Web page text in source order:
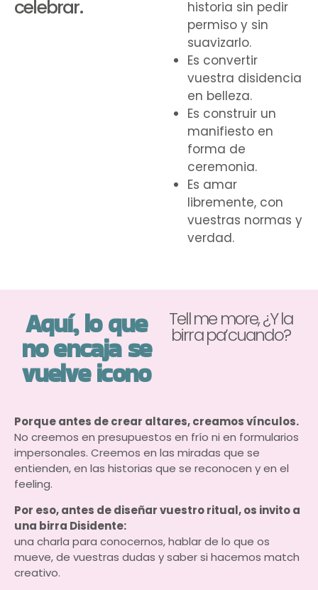
celebrar.
historia sin pedir
permiso y sin
suavizarlo.
Es convertir
vuestra disidencia
en belleza.
Es construir un
manifiesto en
forma de
ceremonia.
Es amar
libremente, con
vuestras normas y
verdad.
Aquí, lo que
no encaja se
vuelve icono
Tell me more, ¿Y la
birra pa’cuando?
Porque antes de crear altares, creamos vínculos.
No creemos en presupuestos en frío ni en formularios
impersonales. Creemos en las miradas que se
entienden, en las historias que se reconocen y en el
feeling.
Por eso, antes de diseñar vuestro ritual, os invito a
una birra Disidente:
una charla para conocernos, hablar de lo que os
mueve, de vuestras dudas y saber si hacemos match
creativo.